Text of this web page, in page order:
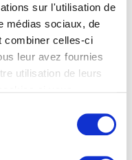
sur l'utilisation de
médias sociaux, de
combiner celles-ci
leur avez fournies
utilisation de leurs